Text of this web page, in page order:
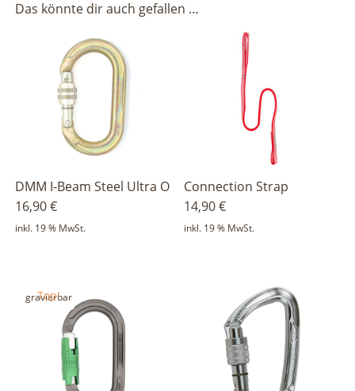
Das könnte dir auch gefallen …
DMM I-Beam Steel Ultra O
16,90€
inkl. 19 % MwSt.
Connection Strap
14,90€
inkl. 19 % MwSt.
gravierbar
Top!